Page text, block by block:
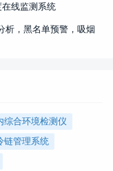
线监测系统
析，黑名单预警，吸烟
综合环境检测仪
链管理系统